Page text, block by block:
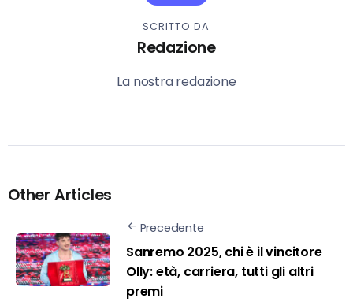
SCRITTO DA
Redazione
La nostra redazione
Other Articles
Precedente
Sanremo 2025, chi è il vincitore
Olly: età, carriera, tutti gli altri
premi